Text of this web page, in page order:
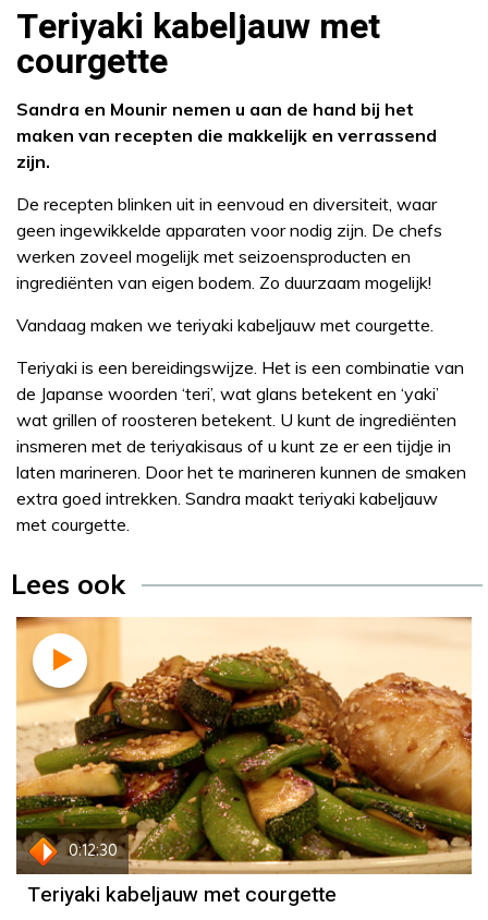
Teriyaki kabeljauw met
courgette
Sandra en Mounir nemen u aan de hand bij het
maken van recepten die makkelijk en verrassend
zijn.
De recepten blinken uit in eenvoud en diversiteit, waar
geen ingewikkelde apparaten voor nodig zijn. De chefs
werken zoveel mogelijk met seizoensproducten en
ingrediënten van eigen bodem. Zo duurzaam mogelijk!
Vandaag maken we teriyaki kabeljauw met courgette.
Teriyaki is een bereidingswijze. Het is een combinatie van
de Japanse woorden ‘teri’, wat glans betekent en ‘yaki’
wat grillen of roosteren betekent. U kunt de ingrediënten
insmeren met de teriyakisaus of u kunt ze er een tijdje in
laten marineren. Door het te marineren kunnen de smaken
extra goed intrekken. Sandra maakt teriyaki kabeljauw
met courgette.
Lees ook
0:12:30
Recept
Sandra Ysbrandy
Teriyaki kabeljauw met courgette